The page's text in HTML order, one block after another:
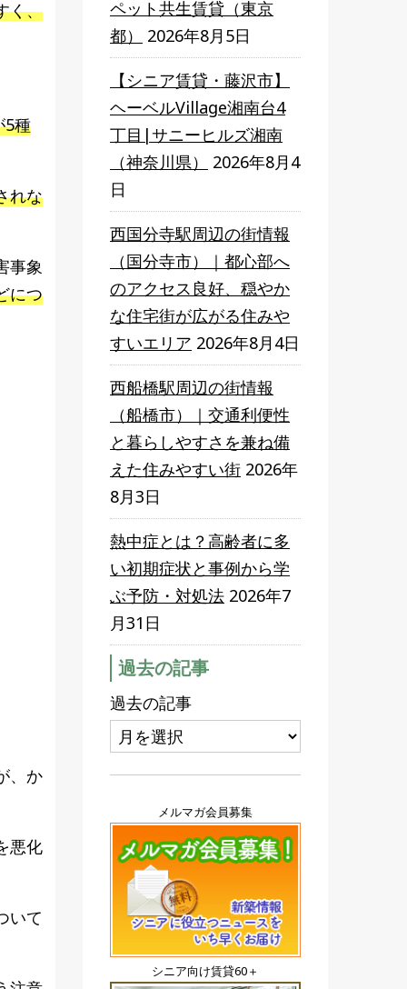
く、
5種
れな
事象
につ
、か
悪化
いて
ペット共生賃貸（東京
都）
2026年8月5日
【シニア賃貸・藤沢市】
ヘーベルVillage湘南台4
丁目|サニーヒルズ湘南
（神奈川県）
2026年8月4
日
西国分寺駅周辺の街情報
（国分寺市）｜都心部へ
のアクセス良好、穏やか
な住宅街が広がる住みや
すいエリア 2026年8月4日
西船橋駅周辺の街情報
（船橋市）｜交通利便性
と暮らしやすさを兼ね備
えた住みやすい街 2026年
8月3日
熱中症とは？高齢者に多
い初期症状と事例から学
ぶ予防・対処法 2026年7
月31日
過去の記事
過去の記事
メルマガ会員募集
シニア向け賃貸60＋